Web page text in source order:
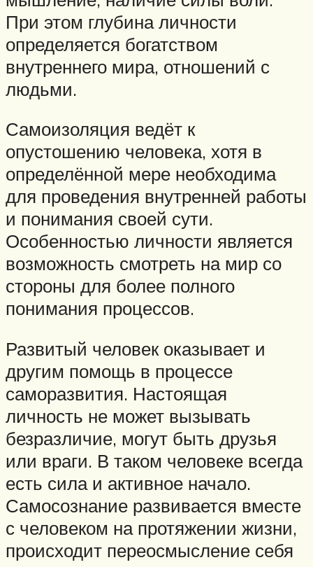
При этом глубина личности
определяется богатством
внутреннего мира, отношений с
людьми.
Самоизоляция ведёт к
опустошению человека, хотя в
определённой мере необходима
для проведения внутренней работы
и понимания своей сути.
Особенностью личности является
возможность смотреть на мир со
стороны для более полного
понимания процессов.
Развитый человек оказывает и
другим помощь в процессе
саморазвития. Настоящая
личность не может вызывать
безразличие, могут быть друзья
или враги. В таком человеке всегда
есть сила и активное начало.
Самосознание развивается вместе
с человеком на протяжении жизни,
происходит переосмысление себя